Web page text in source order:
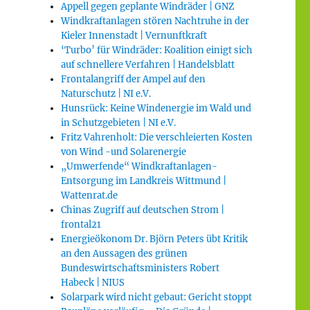
Appell gegen geplante Windräder | GNZ
Windkraftanlagen stören Nachtruhe in der
Kieler Innenstadt | Vernunftkraft
‘Turbo’ für Windräder: Koalition einigt sich
auf schnellere Verfahren | Handelsblatt
Frontalangriff der Ampel auf den
Naturschutz | NI e.V.
Hunsrück: Keine Windenergie im Wald und
in Schutzgebieten | NI e.V.
Fritz Vahrenholt: Die verschleierten Kosten
von Wind -und Solarenergie
„Umwerfende“ Windkraftanlagen-
Entsorgung im Landkreis Wittmund |
Wattenrat.de
Chinas Zugriff auf deutschen Strom |
frontal21
Energieökonom Dr. Björn Peters übt Kritik
an den Aussagen des grünen
Bundeswirtschaftsministers Robert
Habeck | NIUS
Solarpark wird nicht gebaut: Gericht stoppt